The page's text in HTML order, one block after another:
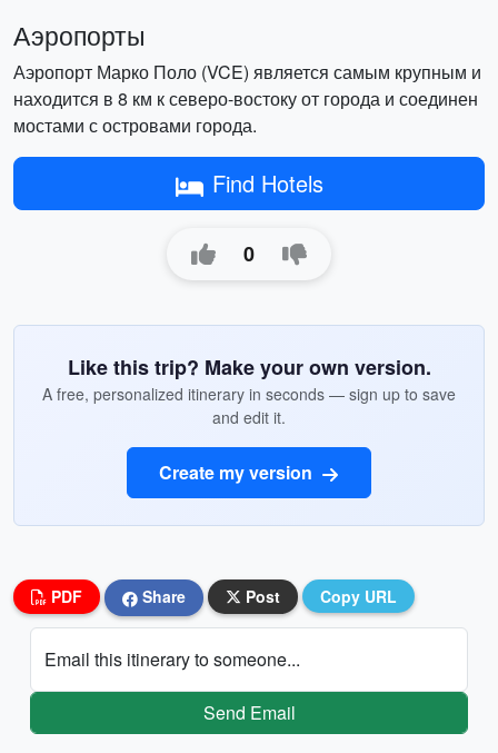
Аэропорты
Аэропорт Марко Поло (VCE) является самым крупным и
находится в 8 км к северо-востоку от города и соединен
мостами с островами города.
Find Hotels
0
Like this trip? Make your own version.
A free, personalized itinerary in seconds — sign up to save
and edit it.
Create my version
PDF Share Post Copy URL
Email this itinerary to someone...
Send Email